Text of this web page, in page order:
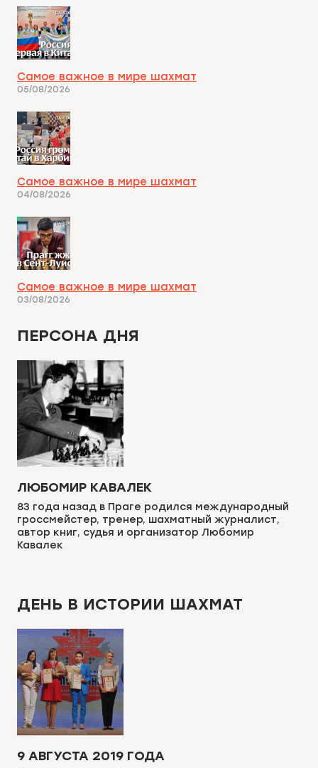
Самое важное в мире шахмат
05/08/2026
Самое важное в мире шахмат
04/08/2026
Самое важное в мире шахмат
03/08/2026
ПЕРСОНА ДНЯ
ЛЮБОМИР КАВАЛЕК
83 года назад в Праге родился международный
гроссмейстер, тренер, шахматный журналист,
автор книг, судья и организатор Любомир
Кавалек
ДЕНЬ В ИСТОРИИ ШАХМАТ
9 АВГУСТА 2019 ГОДА